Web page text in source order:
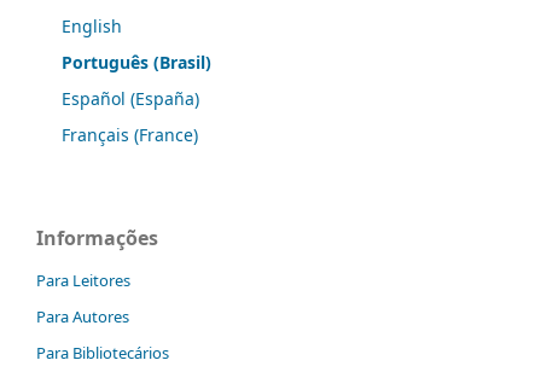
English
Português (Brasil)
Español (España)
Français (France)
Informações
Para Leitores
Para Autores
Para Bibliotecários